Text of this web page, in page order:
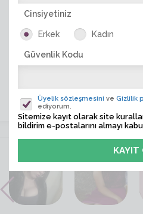
ÜYE
Cinsiyetiniz
Erkek Kadın
Güvenlik Kodu
Üyelik sözleşmesini ve Gizlilik
ediyorum.
Sitemize kayıt olarak site
bildirim e-postalarını almayı